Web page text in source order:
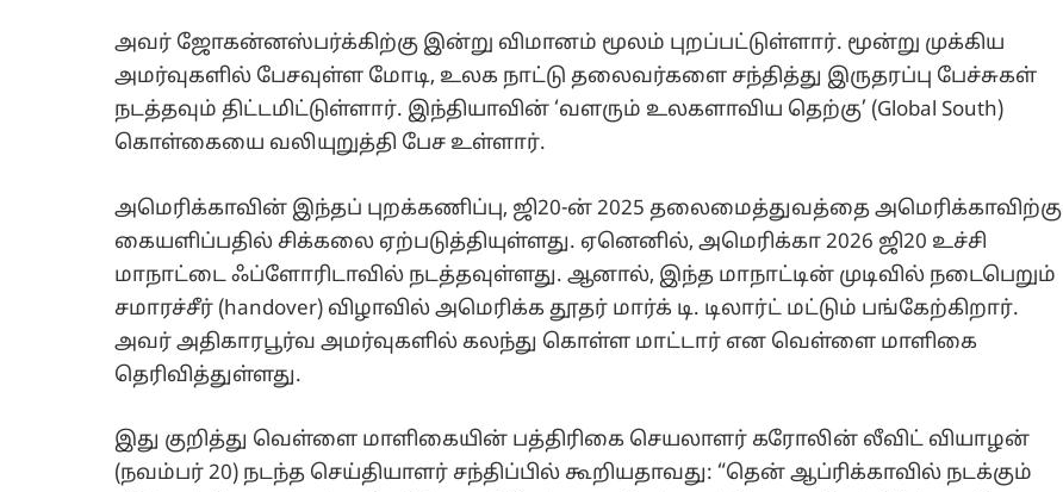
அவர் ஜோகன்னஸ்பர்க்கிற்கு இன்று விமானம் மூலம் புறப்பட்டுள்ளார். மூன்று முக்கிய
அமர்வுகளில் பேசவுள்ள மோடி, உலக நாட்டு தலைவர்களை சந்தித்து இருதரப்பு பேச்சுகள்
நடத்தவும் திட்டமிட்டுள்ளார். இந்தியாவின் ‘வளரும் உலகளாவிய தெற்கு’ (Global South)
கொள்கையை வலியுறுத்தி பேச உள்ளார்.
அமெரிக்காவின் இந்தப் புறக்கணிப்பு, ஜி20-ன் 2025 தலைமைத்துவத்தை அமெரிக்காவிற்கு
கையளிப்பதில் சிக்கலை ஏற்படுத்தியுள்ளது. ஏனெனில், அமெரிக்கா 2026 ஜி20 உச்சி
மாநாட்டை ஃப்ளோரிடாவில் நடத்தவுள்ளது. ஆனால், இந்த மாநாட்டின் முடிவில் நடைபெறும்
சமாரச்சீர் (handover) விழாவில் அமெரிக்க தூதர் மார்க் டி. டிலார்ட் மட்டும் பங்கேற்கிறார்.
அவர் அதிகாரபூர்வ அமர்வுகளில் கலந்து கொள்ள மாட்டார் என வெள்ளை மாளிகை
தெரிவித்துள்ளது.
இது குறித்து வெள்ளை மாளிகையின் பத்திரிகை செயலாளர் கரோலின் லீவிட் வியாழன்
(நவம்பர் 20) நடந்த செய்தியாளர் சந்திப்பில் கூறியதாவது: “தென் ஆப்ரிக்காவில் நடக்கும்